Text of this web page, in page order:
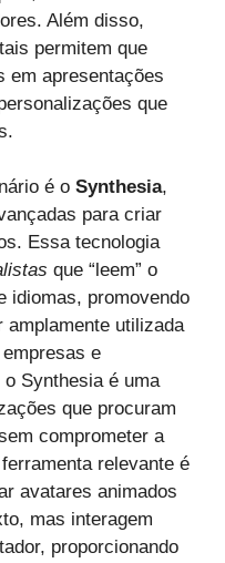
Além disso,
permitem que
em apresentações
que
é o Synthesia,
para criar
Essa tecnologia
que “leem” o
idiomas, promovendo
amplamente utilizada
e
Synthesia é uma
que procuram
comprometer a
relevante é
avatares animados
mas interagem
proporcionando